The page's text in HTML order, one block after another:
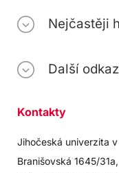
Nejčastěji
Další
Kontakty
Jihočeská univerzita
Branišovská 1645/